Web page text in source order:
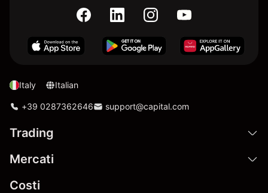
Italy Italian
+39 0287362646 support@capital.com
Trading
Mercati
Costi